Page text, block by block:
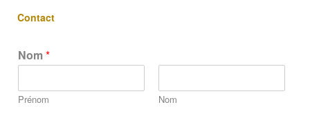
Contact
Nom *
Prénom Nom